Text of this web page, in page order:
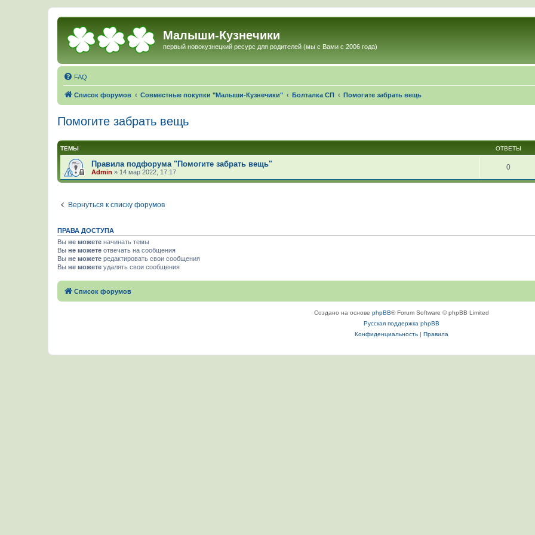
Малыши-Кузнечики
первый новокузнецкий ресурс для родителей (мы с Вами с 2006 года)
FAQ
Список форумов Совместные покупки "Малыши-Кузнечики" Болталка СП Помогите забрать вещь
Помогите забрать вещь
ТЕМЫ ОТВЕТЫ
Правила подфорума "Помогите забрать вещь"
Admin » 14 мар 2022, 17:17
0
Вернуться к списку форумов
ПРАВА ДОСТУПА
Вы не можете начинать темы
Вы не можете отвечать на сообщения
Вы не можете редактировать свои сообщения
Вы не можете удалять свои сообщения
Список форумов
Создано на основе phpBB® Forum Software © phpBB Limited
Русская поддержка phpBB
Конфиденциальность| Правила